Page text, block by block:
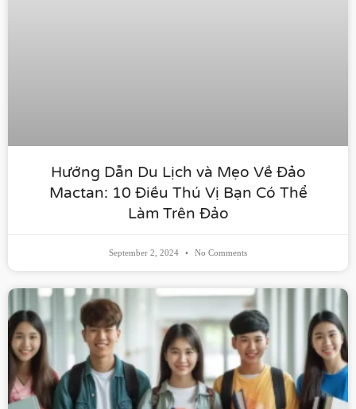
Hướng Dẫn Du Lịch và Mẹo Về Đảo
Mactan: 10 Điều Thú Vị Bạn Có Thể
Làm Trên Đảo
September 2, 2024 No Comments